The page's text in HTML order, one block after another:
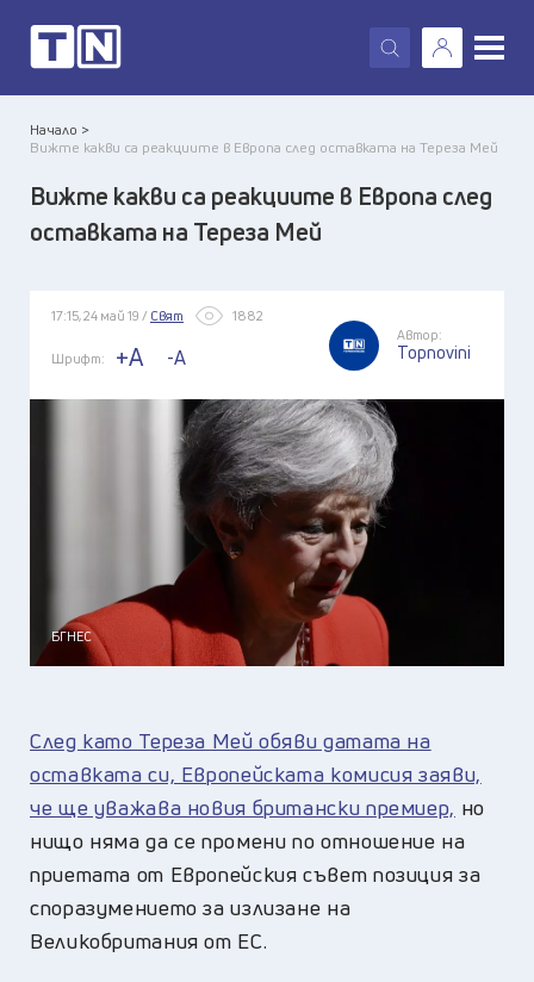
X
Начало >
Вижте какви са реакциите в Европа след оставката на Тереза Мей
Вижте какви са реакциите в Европа след
оставката на Тереза Мей
17:15, 24 май 19 / Свят 1882
Шрифт: +A -A
Автор:
Topnovini
БГНЕС
След като Тереза Мей обяви датата на
оставката си, Европейската комисия заяви,
че ще уважава новия британски премиер, но
нищо няма да се промени по отношение на
приетата от Европейския съвет позиция за
споразумението за излизане на
Великобритания от ЕС.